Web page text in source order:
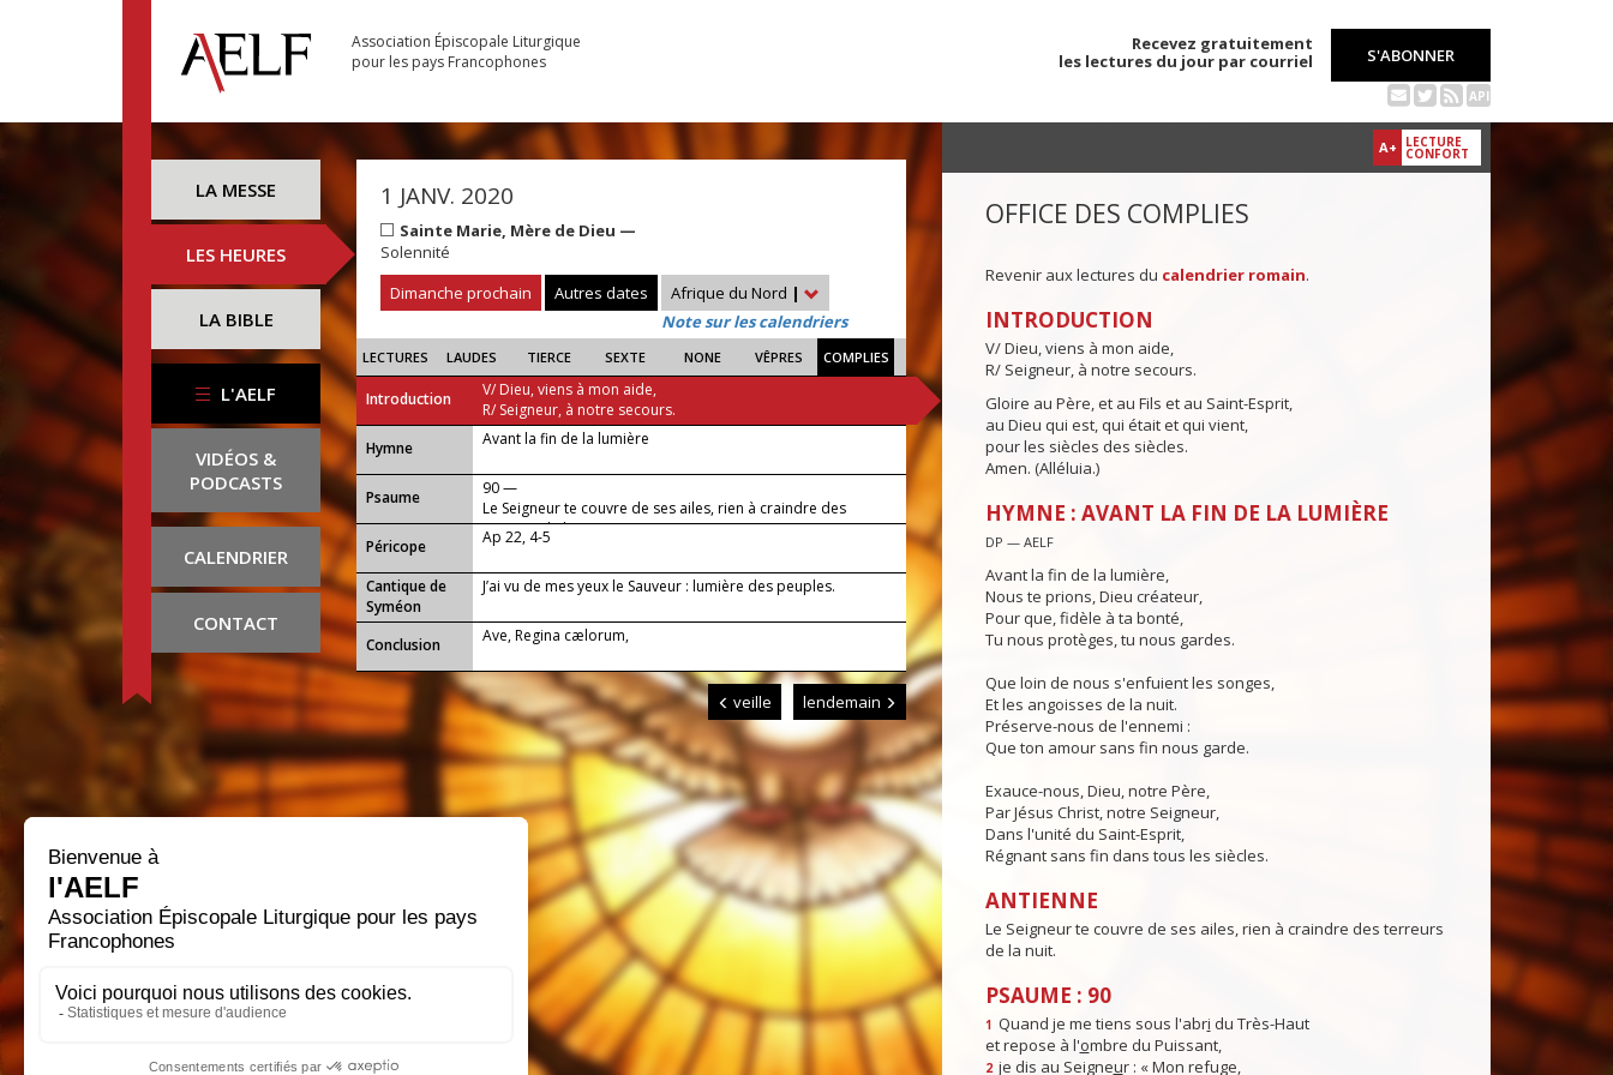
Association Épiscopale Liturgique
pour les pays Francophones
Recevez gratuitement
les lectures du jour par courriel
S'ABONNER
API
LA MESSE
LES HEURES
LA BIBLE
L'AELF
VIDÉOS &
PODCASTS
CALENDRIER
CONTACT
1 JANV. 2020
Sainte Marie, Mère de Dieu —
Solennité
Dimanche prochain
Autres dates Afrique du Nord |
Note sur les calendriers
LECTURES LAUDES TIERCE SEXTE NONE VÊPRES COMPLIES
Introduction
V/ Dieu, viens à mon aide,
R/ Seigneur, à notre secours.
...
Hymne Avant la fin de la lumière
Psaume
90 —
Le Seigneur te couvre de ses ailes, rien à craindre des
terreurs de la nuit.
Péricope
Ap 22, 4-5
Cantique de
Syméon
J’ai vu de mes yeux le Sauveur : lumière des peuples.
Conclusion Ave, Regina cælorum,
veille lendemain
A+ LECTURE
CONFORT
OFFICE DES COMPLIES
Revenir aux lectures du calendrier romain.
INTRODUCTION
V/ Dieu, viens à mon aide,
R/ Seigneur, à notre secours.
Gloire au Père, et au Fils et au Saint-Esprit,
au Dieu qui est, qui était et qui vient,
pour les siècles des siècles.
Amen. (Alléluia.)
HYMNE : AVANT LA FIN DE LA LUMIÈRE
DP — AELF
Avant la fin de la lumière,
Nous te prions, Dieu créateur,
Pour que, fidèle à ta bonté,
Tu nous protèges, tu nous gardes.
Que loin de nous s'enfuient les songes,
Et les angoisses de la nuit.
Préserve-nous de l'ennemi :
Que ton amour sans fin nous garde.
Exauce-nous, Dieu, notre Père,
Par Jésus Christ, notre Seigneur,
Dans l'unité du Saint-Esprit,
Régnant sans fin dans tous les siècles.
ANTIENNE
Le Seigneur te couvre de ses ailes, rien à craindre des terreurs
de la nuit.
PSAUME : 90
1 Quand je me tiens sous l'abri du Très-Haut
et repose à l'ombre du Puissant,
2 je dis au Seigneur : « Mon refuge,